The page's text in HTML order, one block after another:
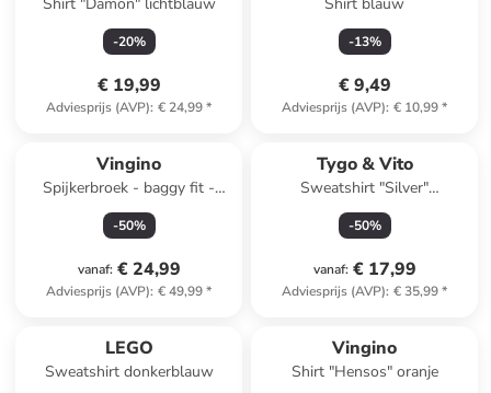
-20%
€ 19,99
Adviesprijs (AVP): € 24,99*
-13%
€ 9,49
Adviesprijs (AVP): € 10,99*
Vingino
Spijkerbroek - baggy fit -
lichtblauw
-50%
vanaf: € 24,99
Adviesprijs (AVP): € 49,99*
Tygo & Vito
Sweatshirt "Silver"
donkerblauw
-50%
vanaf: € 17,99
Adviesprijs (AVP): € 35,99*
LEGO
Sweatshirt donkerblauw
Vingino
Shirt "Hensos" oranje